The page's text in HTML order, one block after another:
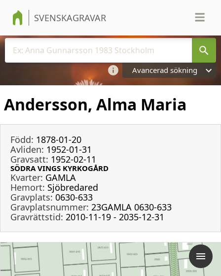
SVENSKAGRAVAR
Avancerad sökning
Andersson, Alma Maria
Född: 1878-01-20
Avliden: 1952-01-31
Gravsatt: 1952-02-11
SÖDRA VINGS KYRKOGÅRD
Kvarter: GAMLA
Hemort: Sjöbredared
Gravplats: 0630-633
Gravplatsnummer: 23GAMLA 0630-633
Gravrättstid: 2010-11-19 - 2035-12-31